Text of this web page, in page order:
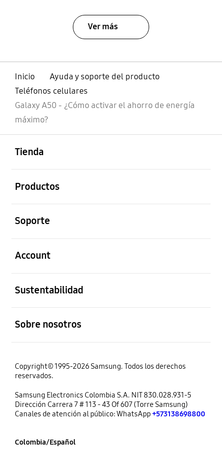
Ver más
Inicio
Ayuda y soporte del producto
Teléfonos celulares
Galaxy A50 - ¿Cómo activar el ahorro de energía
máximo?
Tienda
Productos
Soporte
Account
Sustentabilidad
Sobre nosotros
Copyright© 1995-2026 Samsung. Todos los derechos
reservados.
Samsung Electronics Colombia S.A. NIT 830.028.931-5
Dirección Carrera 7 # 113 - 43 Of 607 (Torre Samsung)
Canales de atención al público: WhatsApp+573138698800
Colombia/Español